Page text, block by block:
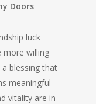
Doors
luck
more willing
blessing that
meaningful
vitality are in